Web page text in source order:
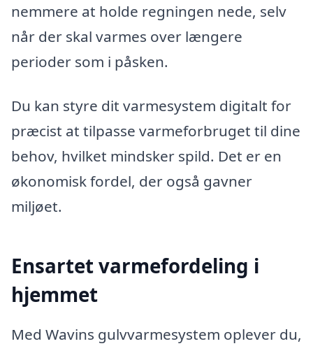
nemmere at holde regningen nede, selv
når der skal varmes over længere
perioder som i påsken.
Du kan styre dit varmesystem digitalt for
præcist at tilpasse varmeforbruget til dine
behov, hvilket mindsker spild. Det er en
økonomisk fordel, der også gavner
miljøet.
Ensartet varmefordeling i
hjemmet
Med Wavins gulvvarmesystem oplever du,